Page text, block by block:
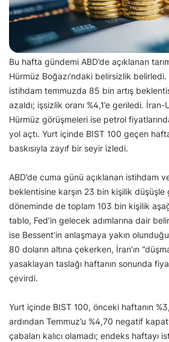
Bu hafta gündemi ABD’de açıklanan
Hürmüz Boğazı’ndaki belirsizlik belirledi.
istihdam temmuzda 85 bin artış
azaldı; işsizlik oranı %4,1’e geriledi.
Hürmüz görüşmeleri ise petrol
yol açtı. Yurt içinde BIST 100 geçen
baskısıyla zayıf bir seyir izledi.
ABD’de cuma günü açıklanan istihdam
beklentisine karşın 23 bin kişilik düşüşle
döneminde de toplam 103 bin kişilik
tablo, Fed’in gelecek adımlarına dair
ise Bessent’in anlaşmaya yakın
80 doların altına çekerken, İran’ın
yasaklayan taslağı haftanın sonunda
çevirdi.
Yurt içinde BIST 100, önceki haftanın
ardından Temmuz’u %4,70 negatif
çabaları kalıcı olamadı; endeks haftayı